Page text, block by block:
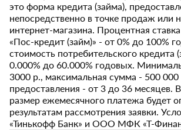
это форма кредита (займа),
непосредственно в точке продаж или
интернет-магазина. Процентная
«Пос-кредит (займ)» - от 0% до 100%
стоимость потребительского кредита
0.000% до 60.000% годовых.
3000 р., максимальная сумма - 500
предоставления - от 3 до 36 месяцев.
размер ежемесячного платежа будет
результатам рассмотрения заявки.
«Тинькофф Банк» и ООО МФК «Т-